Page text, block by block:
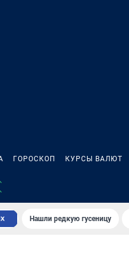
ГОРОСКОП КУРСЫ ВАЛЮТ
Нашли редкую гусеницу